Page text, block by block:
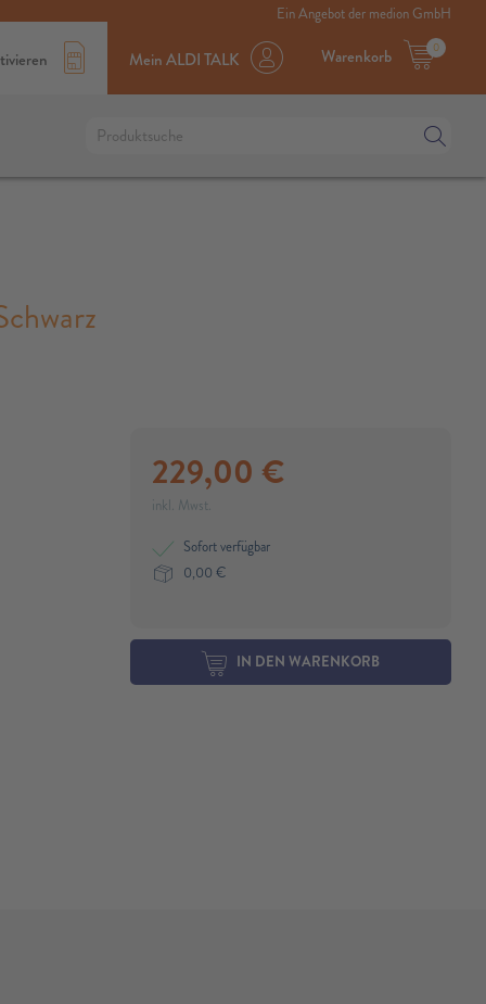
Mein ALDI TALK 0
Warenkorb
Ein Angebot der medion GmbH
229,00 €
inkl. Mwst.
Sofort verfügbar
0,00 €
IN DEN WARENKORB